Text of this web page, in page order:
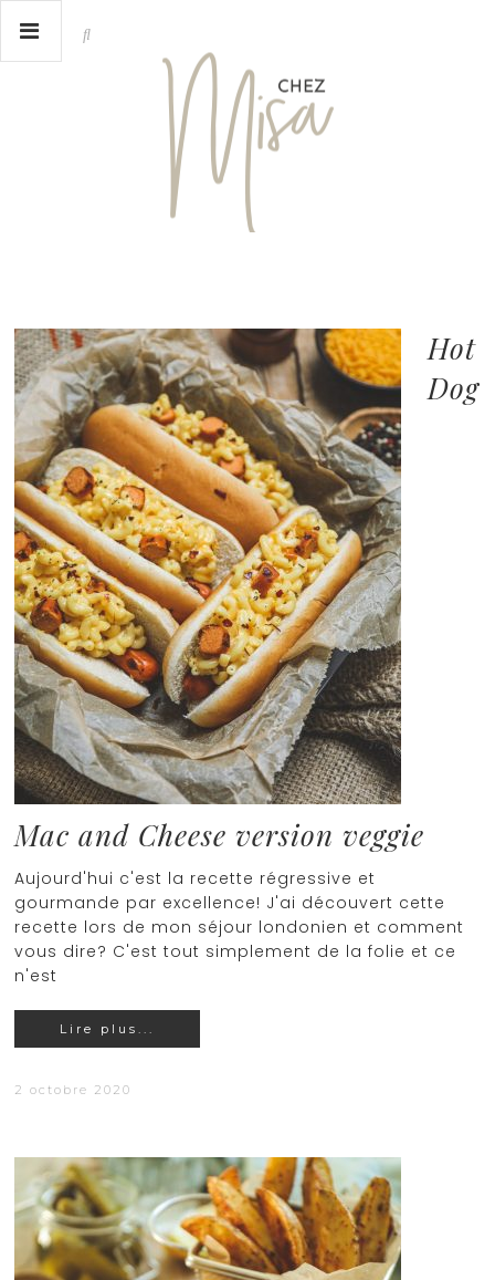
Hot
Dog
Mac and Cheese version veggie
Aujourd'hui c'est la recette régressive et
gourmande par excellence! J'ai découvert cette
recette lors de mon séjour londonien et comment
vous dire? C'est tout simplement de la folie et ce
n'est
Lire plus...
2 octobre 2020